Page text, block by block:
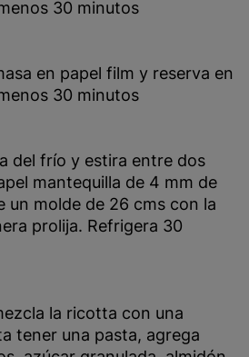
30 minutos
en papel film y reserva en
30 minutos
del frío y estira entre dos
mantequilla de 4 mm de
un molde de 26 cms con la
prolija. Refrigera 30
la ricotta con una
tener una pasta, agrega